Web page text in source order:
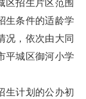
招生片区范围
生条件的适龄学
况，依次由大同
平城区御河小学
生计划的公办初